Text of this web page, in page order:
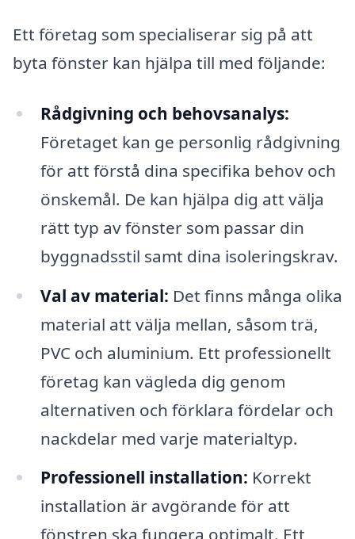
Ett företag som specialiserar sig på att
byta fönster kan hjälpa till med följande:
Rådgivning och behovsanalys:
Företaget kan ge personlig rådgivning
för att förstå dina specifika behov och
önskemål. De kan hjälpa dig att välja
rätt typ av fönster som passar din
byggnadsstil samt dina isoleringskrav.
Val av material: Det finns många olika
material att välja mellan, såsom trä,
PVC och aluminium. Ett professionellt
företag kan vägleda dig genom
alternativen och förklara fördelar och
nackdelar med varje materialtyp.
Professionell installation: Korrekt
installation är avgörande för att